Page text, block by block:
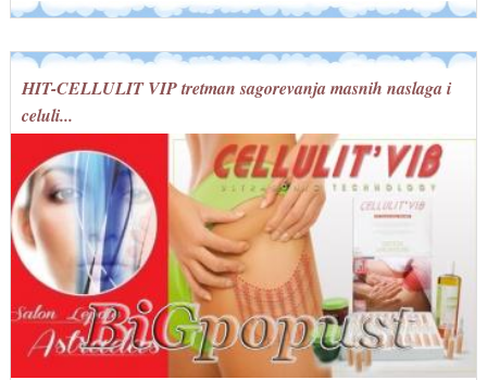
HIT-CELLULIT VIP tretman sagorevanja masnih naslaga i
celuli...